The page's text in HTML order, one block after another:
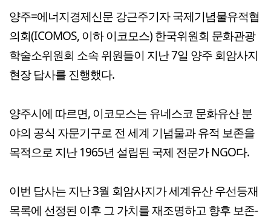
양주=에너지경제신문 강근주기자 국제기념물유적협
의회(ICOMOS, 이하 이코모스) 한국위원회 문화관광
학술소위원회 소속 위원들이 지난 7일 양주 회암사지
현장 답사를 진행했다.
양주시에 따르면, 이코모스는 유네스코 문화유산 분
야의 공식 자문기구로 전 세계 기념물과 유적 보존을
목적으로 지난 1965년 설립된 국제 전문가 NGO다.
이번 답사는 지난 3월 회암사지가 세계유산 우선등재
목록에 선정된 이후 그 가치를 재조명하고 향후 보존-